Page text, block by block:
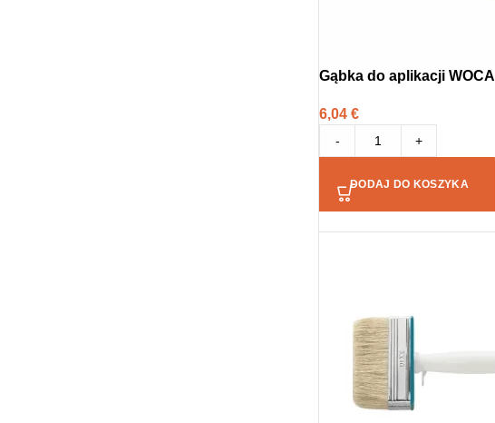
Gąbka do aplikacji WOCA
6,04 €
- +
DODAJ DO KOSZYKA